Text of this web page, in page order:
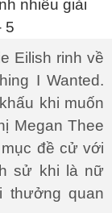
Eilish rinh về
I Wanted.
khi muốn
Megan Thee
đề cử với
sử khi là nữ
thưởng quan